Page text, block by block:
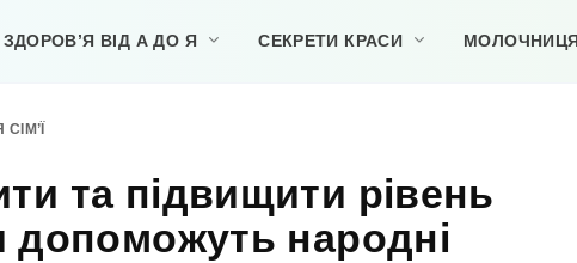
ЗДОРОВ’Я ВІД А ДО Я СЕКРЕТИ КРАСИ МОЛОЧНИЦЯ
та підвищити рівень
допоможуть народні